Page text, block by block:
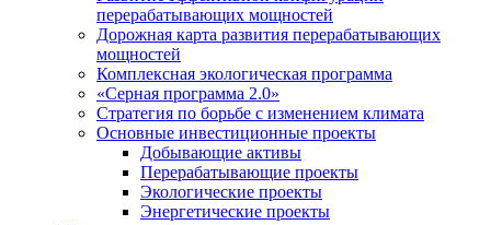
перерабатывающих мощностей
Дорожная карта развития перерабатывающих
мощностей
Комплексная экологическая программа
«Серная программа 2.0»
Стратегия по борьбе с изменением климата
Основные инвестиционные проекты
Добывающие активы
Перерабатывающие проекты
Экологические проекты
Энергетические проекты